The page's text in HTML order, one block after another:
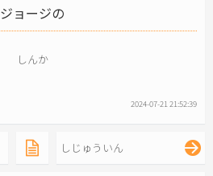
ジョージの
しんか
2024-07-21 21:52:39
しじゅういん